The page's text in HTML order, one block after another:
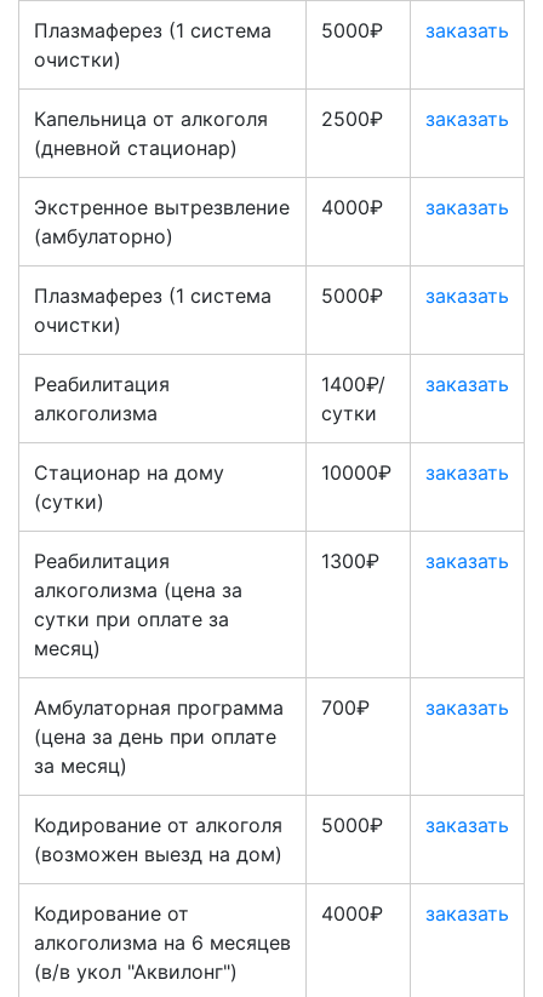
Плазмаферез (1 система
очистки)
5000₽ заказать
Капельница от алкоголя
(дневной стационар)
2500₽ заказать
Экстренное вытрезвление
(амбулаторно)
4000₽ заказать
Плазмаферез (1 система
очистки)
5000₽ заказать
Реабилитация
алкоголизма
1400₽/
сутки
заказать
Стационар на дому
(сутки)
10000₽ заказать
Реабилитация
алкоголизма (цена за
сутки при оплате за
месяц)
1300₽ заказать
Амбулаторная программа
(цена за день при оплате
за месяц)
700₽ заказать
Кодирование от алкоголя
(возможен выезд на дом)
5000₽ заказать
Кодирование от
алкоголизма на 6 месяцев
(в/в укол "Аквилонг")
4000₽ заказать